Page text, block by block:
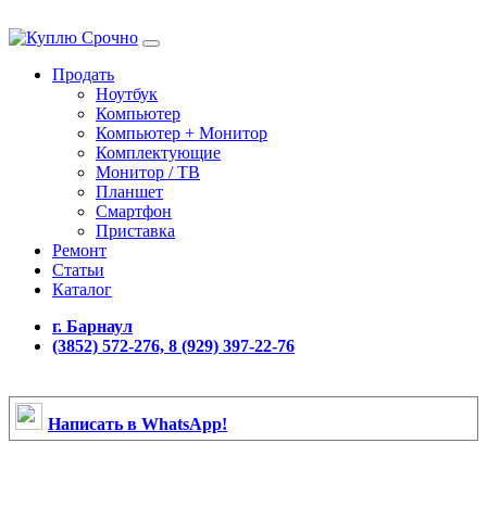
Продать
Ноутбук
Компьютер
Компьютер + Монитор
Комплектующие
Монитор / ТВ
Планшет
Смартфон
Приставка
Ремонт
Статьи
Каталог
г. Барнаул
(3852) 572-276, 8 (929) 397-22-76
Написать в WhatsApp!